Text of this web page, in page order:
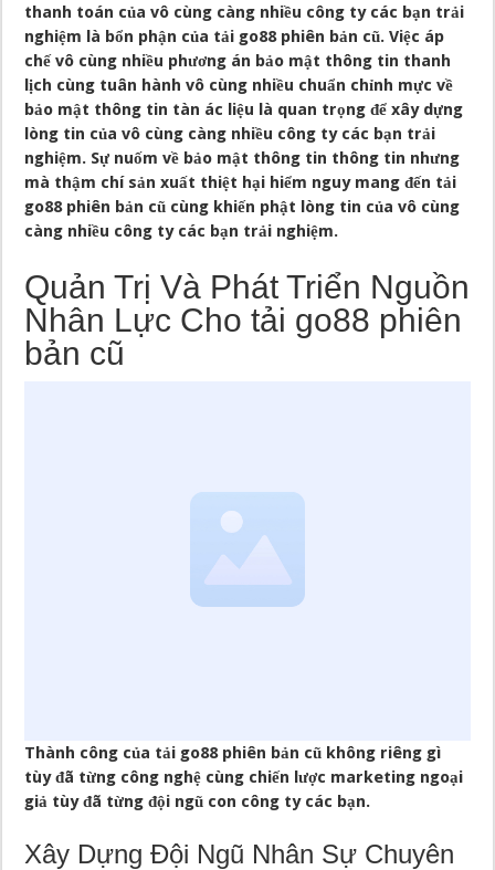
thanh toán của vô cùng càng nhiều công ty các bạn trải
nghiệm là bổn phận của tải go88 phiên bản cũ. Việc áp
chế vô cùng nhiều phương án bảo mật thông tin thanh
lịch cùng tuân hành vô cùng nhiều chuẩn chỉnh mực về
bảo mật thông tin tàn ác liệu là quan trọng để xây dựng
lòng tin của vô cùng càng nhiều công ty các bạn trải
nghiệm. Sự nuốm về bảo mật thông tin thông tin nhưng
mà thậm chí sản xuất thiệt hại hiểm nguy mang đến tải
go88 phiên bản cũ cùng khiến phật lòng tin của vô cùng
càng nhiều công ty các bạn trải nghiệm.
Quản Trị Và Phát Triển Nguồn
Nhân Lực Cho tải go88 phiên
bản cũ
Thành công của tải go88 phiên bản cũ không riêng gì
tùy đã từng công nghệ cùng chiến lược marketing ngoại
giả tùy đã từng đội ngũ con công ty các bạn.
Xây Dựng Đội Ngũ Nhân Sự Chuyên